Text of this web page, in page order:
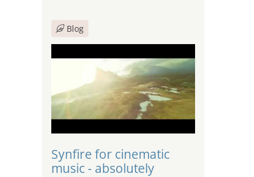
Blog
Synfire for cinematic
music - absolutely